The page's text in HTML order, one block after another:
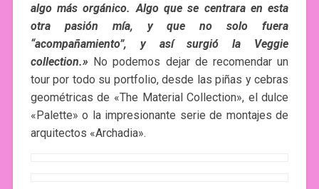
algo más orgánico. Algo que se centrara en esta
otra pasión mía, y que no solo fuera
“acompañamiento”, y así surgió la Veggie
collection.» No podemos dejar de recomendar un
tour por todo su portfolio, desde las piñas y cebras
geométricas de «The Material Collection», el dulce
«Palette» o la impresionante serie de montajes de
arquitectos «Archadia».